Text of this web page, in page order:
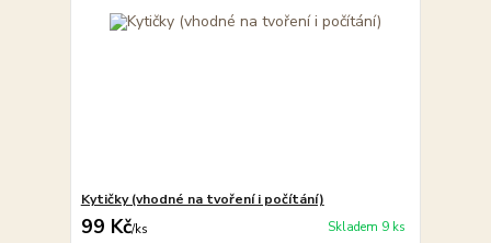
Kytičky (vhodné na tvoření i počítání)
99 Kč/ks Skladem 9 ks